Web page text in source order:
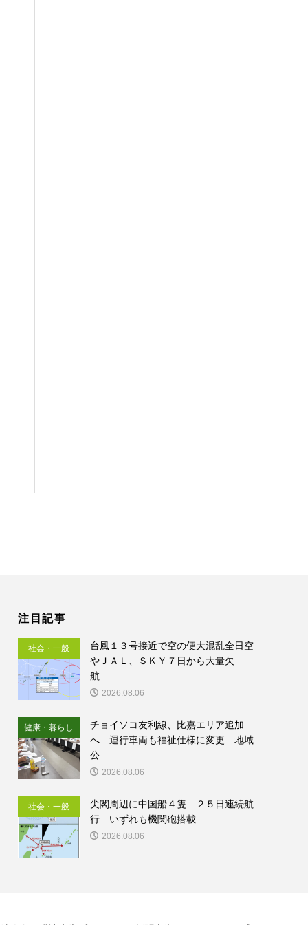
注目記事
社会・一般
台風１３号接近で空の便大混乱全日空
やＪＡＬ、ＳＫＹ７日から大量欠
航 ...
2026.08.06
健康・暮らし
チョイソコ友利線、比嘉エリア追加
へ 運行車両も福祉仕様に変更 地域
公...
2026.08.06
社会・一般
尖閣周辺に中国船４隻 ２５日連続航
行 いずれも機関砲搭載
2026.08.06